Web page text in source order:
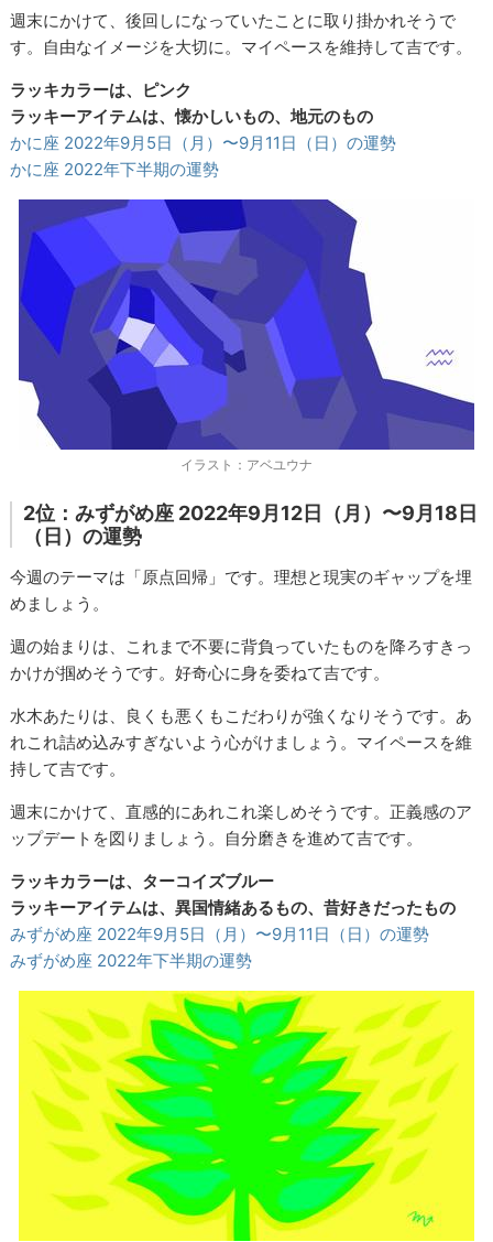
週末にかけて、後回しになっていたことに取り掛かれそうで
す。自由なイメージを大切に。マイペースを維持して吉です。
ラッキカラーは、ピンク
ラッキーアイテムは、懐かしいもの、地元のもの
かに座 2022年9月5日（月）〜9月11日（日）の運勢
かに座 2022年下半期の運勢
イラスト：アベユウナ
2位：みずがめ座 2022年9月12日（月）〜9月18日
（日）の運勢
今週のテーマは「原点回帰」です。理想と現実のギャップを埋
めましょう。
週の始まりは、これまで不要に背負っていたものを降ろすきっ
かけが掴めそうです。好奇心に身を委ねて吉です。
水木あたりは、良くも悪くもこだわりが強くなりそうです。あ
れこれ詰め込みすぎないよう心がけましょう。マイペースを維
持して吉です。
週末にかけて、直感的にあれこれ楽しめそうです。正義感のア
ップデートを図りましょう。自分磨きを進めて吉です。
ラッキカラーは、ターコイズブルー
ラッキーアイテムは、異国情緒あるもの、昔好きだったもの
みずがめ座 2022年9月5日（月）〜9月11日（日）の運勢
みずがめ座 2022年下半期の運勢